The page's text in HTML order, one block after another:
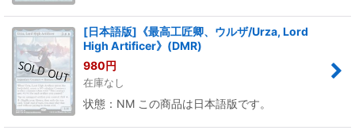
[日本語版]《最高工匠卿、ウルザ/Urza, Lord
High Artificer》(DMR)
980円
在庫なし
状態：NM この商品は日本語版です。